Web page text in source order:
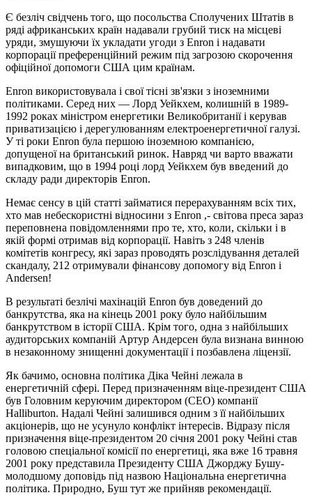
Є безліч свідчень того, що посольства Сполучених Штатів в
ряді африканських країн надавали грубий тиск на місцеві
уряди, змушуючи їх укладати угоди з Enron і надавати
корпорації преференційний режим під загрозою скорочення
офіційної допомоги США цим країнам.
Enron використовувала і свої тісні зв'язки з іноземними
політиками. Серед них — Лорд Уейкхем, колишній в 1989-
1992 роках міністром енергетики Великобританії і керував
приватизацією і дерегулюванням електроенергетичної галузі.
У ті роки Enron була першою іноземною компанією,
допущеної на британський ринок. Навряд чи варто вважати
випадковим, що в 1994 році лорд Уейкхем був введений до
складу ради директорів Enron.
Немає сенсу в цій статті займатися перерахуванням всіх тих,
хто мав небескористні відносини з Enron ,- світова преса зараз
переповнена повідомленнями про те, хто, коли, скільки і в
якій формі отримав від корпорації. Навіть з 248 членів
комітетів конгресу, які зараз проводять розслідування деталей
скандалу, 212 отримували фінансову допомогу від Enron і
Andersen!
В результаті безлічі махінацій Enron був доведений до
банкрутства, яка на кінець 2001 року було найбільшим
банкрутством в історії США. Крім того, одна з найбільших
аудиторських компаній Артур Андерсен була визнана винною
в незаконному знищенні документації і позбавлена ліцензії.
Як бачимо, основна політика Діка Чейні лежала в
енергетичній сфері. Перед призначенням віце-президент США
був Головним керуючим директором (CEO) компанії
Halliburton. Надалі Чейні залишився одним з її найбільших
акціонерів, що не усунуло конфлікт інтересів. Відразу після
призначення віце-президентом 20 січня 2001 року Чейні став
головою спеціальної комісії по енергетиці, яка вже 16 травня
2001 року представила Президенту США Джорджу Бушу-
молодшому доповідь під назвою Національна енергетична
політика. Природно, Буш тут же прийняв рекомендації.